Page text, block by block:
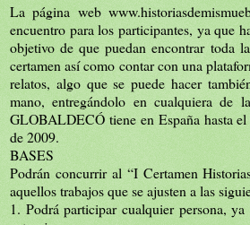
La página web
encuentro para los participantes, ya que
objetivo de que puedan encontrar toda
certamen así como contar con una
relatos, algo que se puede hacer
mano, entregándolo en cualquiera de
GLOBALDECÓ tiene en España hasta
de 2009.
BASES
Podrán concurrir al “I Certamen
aquellos trabajos que se ajusten a las
1. Podrá participar cualquier persona,